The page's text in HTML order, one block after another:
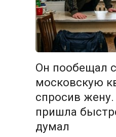
Он пообещал
московскую
спросив
пришла
думал